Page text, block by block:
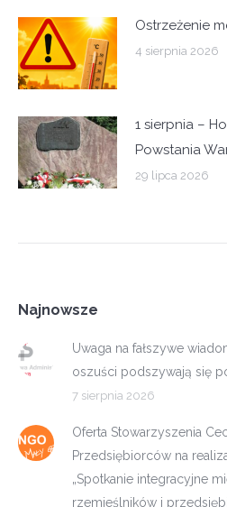
Ostrzeżenie
4 sierpnia 2026
1 sierpnia –
Powstania
29 lipca 2026
Najnowsze
Uwaga na fałszywe
oszuści podszywają się
7 sierpnia 2026
Oferta Stowarzyszenia
Przedsiębiorców na
„Spotkanie integracyjne
rzemieślników i